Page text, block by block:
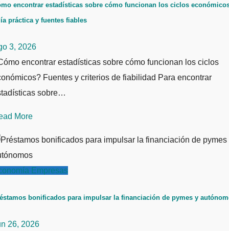
encontrar estadísticas sobre cómo funcionan los ciclos
práctica y fuentes fiables
3, 2026
encontrar estadísticas sobre cómo funcionan los ciclos
Fuentes y criterios de fiabilidad Para encontrar
sobre…
More
Empresas
bonificados para impulsar la financiación de pymes y
26, 2026